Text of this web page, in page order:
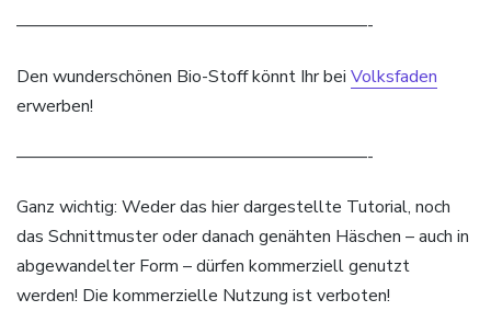
————————————————————-
Den wunderschönen Bio-Stoff könnt Ihr bei Volksfaden
erwerben!
————————————————————-
Ganz wichtig: Weder das hier dargestellte Tutorial, noch
das Schnittmuster oder danach genähten Häschen – auch in
abgewandelter Form – dürfen kommerziell genutzt
werden! Die kommerzielle Nutzung ist verboten!